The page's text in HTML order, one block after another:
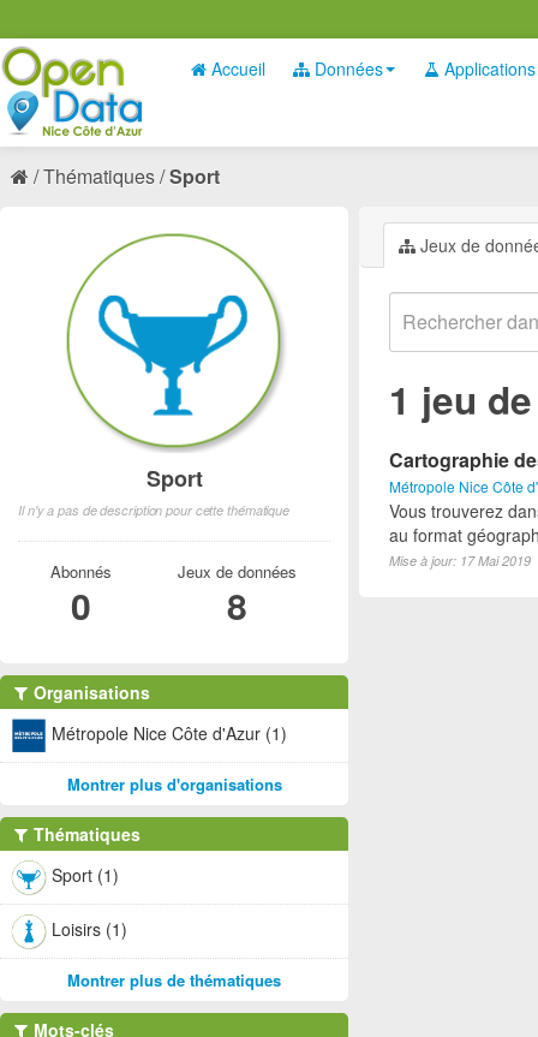
Accueil Données Applications
Thématiques Sport
Jeux de
1 jeu
Cartographie
Métropole Nice Côte
Vous trouverez
au format
Mise à jour: 17 Mai 2019
Sport
Il n'y a pas de description pour cette thématique
Abonnés
0
Jeux de données
8
Organisations
Métropole Nice Côte d'Azur (1)
Montrer plus d'organisations
Thématiques
Sport (1)
Loisirs (1)
Montrer plus de thématiques
Mots-clés